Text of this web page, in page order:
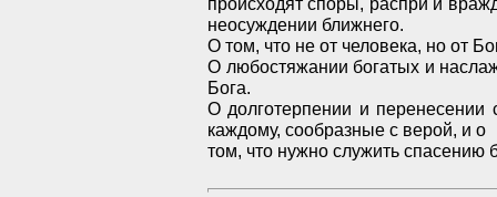
неосуждении ближнего.
О том, что не от человека, но от
О любостяжании богатых и
Бога.
О долготерпении и перенесении
каждому, сообразные с верой, и о
том, что нужно служить спасению